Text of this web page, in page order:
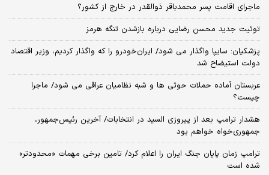
ماجرای اقامت پسر محمدباقر ذوالقدر در خارج از کشور؟
توئیت جدید محسن رضایی درباره بازشدن تنگه هرمز
پزشکیان: سایپا واگذار می شود/ ایران‌خودرو را که واگذار کردیم، وزیر اقتصاد
دولت استیضاح شد
عربستان آماده حملات حوثی ها و شبه نظامیان عراقی می شود/ ماجرا
چیست؟
هشدار ترامپ بعد از پیروزی السید در انتخابات/ آخرین رئیس‌جمهور،
جمهوری‌خواه خواهم بود
ترامپ زمان پایان جنگ ایران را اعلام کرد/ تامین برخی مهمات «محدودتر»
شده است